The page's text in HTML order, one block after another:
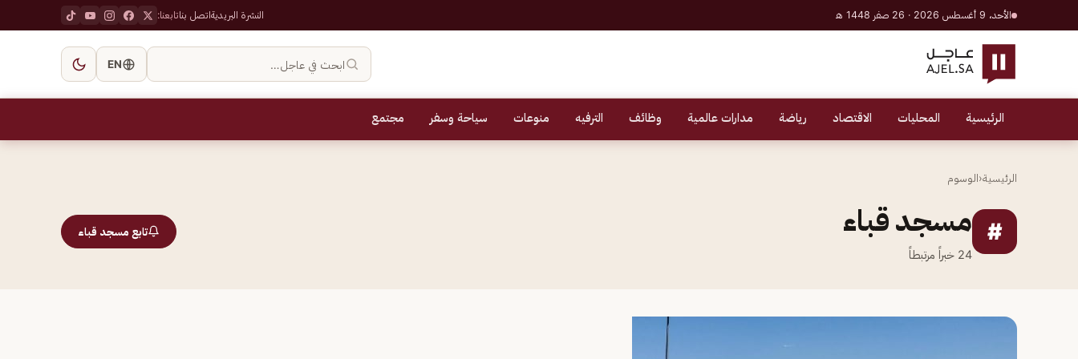
الأحد، 9 أغسطس 2026 · 26 صفر 1448 هـ النشرة البريديةاتصل بناتابعنا:
ابحث في عاجل… EN
الرئيسية المحليات الاقتصاد رياضة مدارات عالمية وظائف الترفيه منوعات سياحة وسفر مجتمع
الرئيسية‹الوسوم
# مسجد قباء
24 خبراً مرتبطاً
تابع مسجد قباء